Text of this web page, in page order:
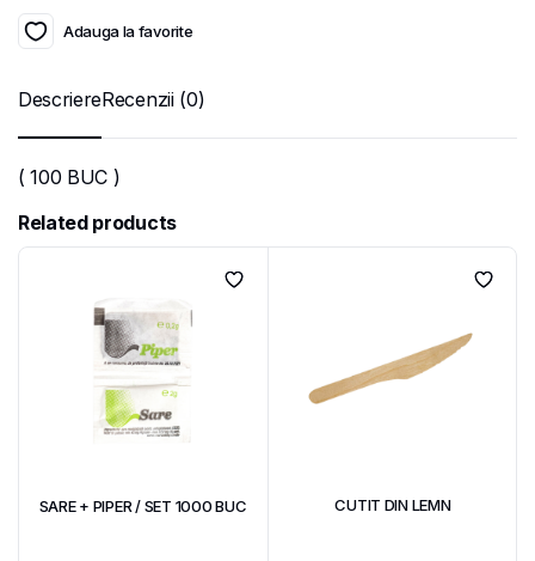
Adauga la favorite
DescriereRecenzii (0)
( 100 BUC )
Related products
SARE + PIPER / SET 1000 BUC CUTIT DIN LEMN